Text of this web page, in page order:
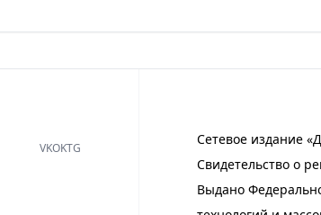
Сетевое издание
Свидетельство о
Выдано
VKOKTG